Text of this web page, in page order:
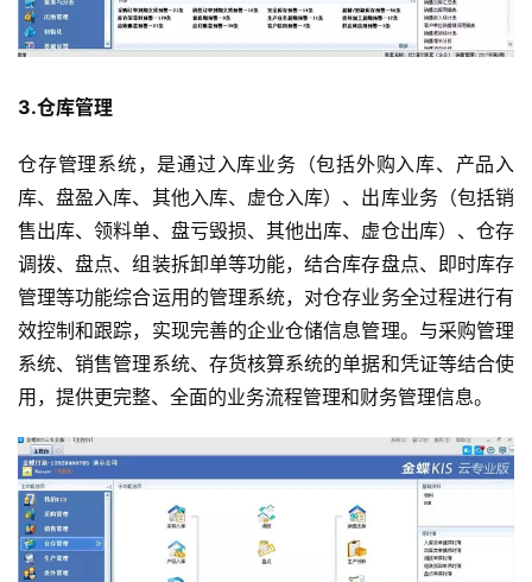
首
d
e
f
X
3.仓库管理
仓存管理系统，是通过入库业务（包括外购入库、产品入
库、盘盈入库、其他入库、虚仓入库）、出库业务（包括销
售出库、领料单、盘亏毁损、其他出库、虚仓出库）、仓存
调拨、盘点、组装拆卸单等功能，结合库存盘点、即时库存
管理等功能综合运用的管理系统，对仓存业务全过程进行有
效控制和跟踪，实现完善的企业仓储信息管理。与采购管理
系统、销售管理系统、存货核算系统的单据和凭证等结合使
用，提供更完整、全面的业务流程管理和财务管理信息。